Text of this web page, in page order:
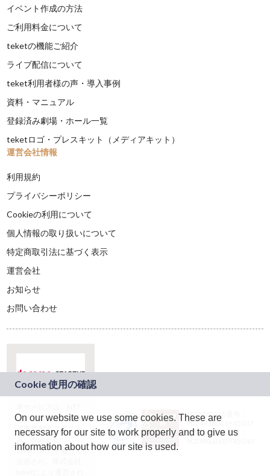
イベント作成の方法
ご利用料金について
teketの機能ご紹介
ライブ配信について
teket利用者様の声・導入事例
資料・マニュアル
登録済み劇場・ホール一覧
teketロゴ・プレスキット（メディアキット）
運営会社情報
利用規約
プライバシーポリシー
Cookieの利用について
個人情報の取り扱いについて
特定商取引法に基づく表示
運営会社
お知らせ
お問い合わせ
ドコモグループの新
規事業創出プログラ
ム「docomo
STARTUP」を通じて
JASRAC許諾番号：
9024936001Y45037
JASRAC許諾番号：
On our website we use some cookies. These are
necessary for our site to work properly and to give us
information about how our site is used.